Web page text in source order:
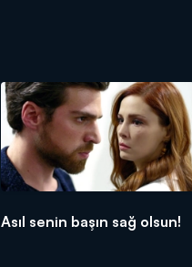
Asıl senin başın sağ olsun!